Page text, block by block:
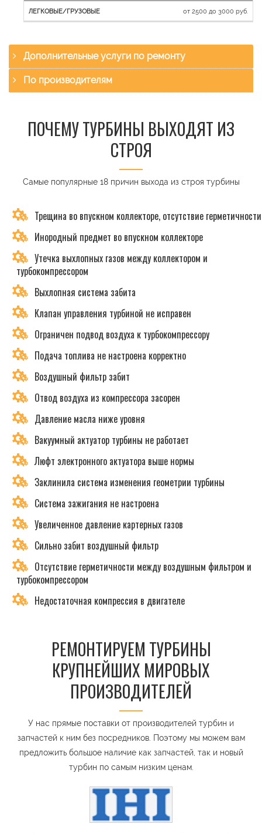
от 2500 до 3000 руб.
Дополнительные услуги по ремонту
По производителям
ПОЧЕМУ ТУРБИНЫ ВЫХОДЯТ ИЗ
СТРОЯ
Самые популярные 18 причин выхода из строя турбины
Трещина во впускном коллекторе, отсутствие герметичности
Инородный предмет во впускном коллекторе
Утечка выхлопных газов между коллектором и
турбокомпрессором
Выхлопная система забита
Клапан управления турбиной не исправен
Ограничен подвод воздуха к турбокомпрессору
Подача топлива не настроена корректно
Воздушный фильтр забит
Отвод воздуха из компрессора засорен
Давление масла ниже уровня
Вакуумный актуатор турбины не работает
Люфт электронного актуатора выше нормы
Заклинила система изменения геометрии турбины
Система зажигания не настроена
Увеличенное давление картерных газов
Сильно забит воздушный фильтр
Отсутствие герметичности между воздушным фильтром и
турбокомпрессором
Недостаточная компрессия в двигателе
РЕМОНТИРУЕМ ТУРБИНЫ
КРУПНЕЙШИХ МИРОВЫХ
ПРОИЗВОДИТЕЛЕЙ
У нас прямые поставки от производителей турбин и
запчастей к ним без посредников. Поэтому мы можем вам
предложить большое наличие как запчастей, так и новый
турбин по самым низким ценам.